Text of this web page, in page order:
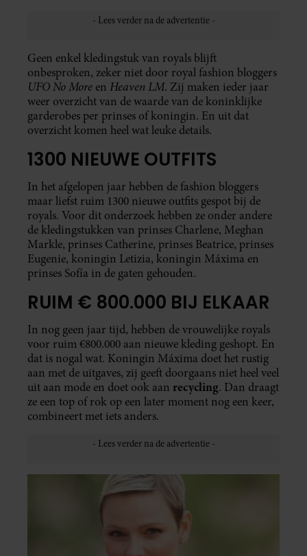
Geen enkel kledingstuk van royals blijft
onbesproken, zeker niet door royal fashion bloggers
UFO No More en Heaven LM. Zij maken ieder jaar
weer overzicht van de waarde van de koninklijke
garderobes per prinses of koningin. En uit dat
overzicht komen heel wat leuke details.
1300 NIEUWE OUTFITS
In het afgelopen jaar hebben de fashion bloggers
maar liefst ruim 1300 nieuwe outfits gespot bij de
royals. Voor dit onderzoek hebben ze onder andere
de kledingstukken van prinses Charlene, Meghan
Markle, prinses Catherine, prinses Beatrice, prinses
Eugenie, koningin Letizia, koningin Máxima en
prinses Sofía in de gaten gehouden.
RUIM € 800.000 BIJ ELKAAR
In nog geen jaar tijd, hebben de vrouwelijke royals
voor ruim €800.000 aan nieuwe kleding geshopt. En
dat is nogal wat. Koningin Máxima doet het rustig
aan met de uitgaves, zij geeft doorgaans niet heel veel
uit aan mode en doet ook aan recycling. Dan draagt
ze een top of rok op een later moment nog een keer,
combineert met iets anders.